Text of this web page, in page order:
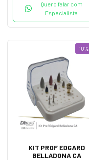
Quero falar com
Especialista
10%
KIT PROF EDGARD
BELLADONA CA